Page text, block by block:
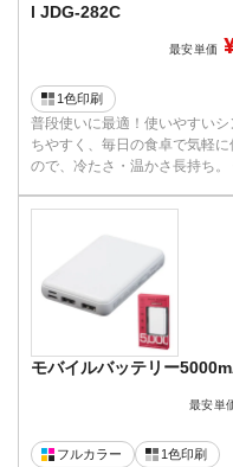
l JDG-282C
最安単価
1色印刷
普段使いに最適！使いやすい
ちやすく、毎日の食卓で気軽
モバイルバッテリー
最安単
フルカラー 1色印刷